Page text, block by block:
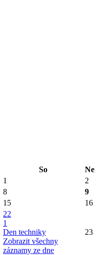
So
Ne
1
2
8
9
15 16
22
1
Den techniky
Zobrazit všechny
záznamy ze dne
23